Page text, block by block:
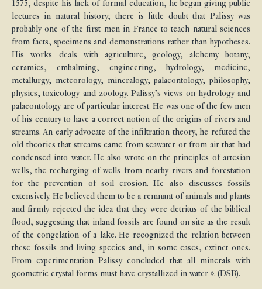
1575, despite his lack of formal education, he began giving public
lectures in natural history; there is little doubt that Palissy was
probably one of the first men in France to teach natural sciences
from facts, specimens and demonstrations rather than hypotheses.
His works deals with agriculture, geology, alchemy botany,
ceramics, embalming, engineering, hydrology, medicine,
metallurgy, meteorology, mineralogy, palaeontology, philosophy,
physics, toxicology and zoology. Palissy’s views on hydrology and
palaeontology are of particular interest. He was one of the few men
of his century to have a correct notion of the origins of rivers and
streams. An early advocate of the infiltration theory, he refuted the
old theories that streams came from seawater or from air that had
condensed into water. He also wrote on the principles of artesian
wells, the recharging of wells from nearby rivers and forestation
for the prevention of soil erosion. He also discusses fossils
extensively. He believed them to be a remnant of animals and plants
and firmly rejected the idea that they were detritus of the biblical
flood, suggesting that inland fossils are found on site as the result
of the congelation of a lake. He recognized the relation between
these fossils and living species and, in some cases, extinct ones.
From experimentation Palissy concluded that all minerals with
geometric crystal forms must have crystallized in water ». (DSB).